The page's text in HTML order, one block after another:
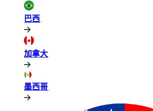
巴西​​
加拿大​​
墨西哥​​